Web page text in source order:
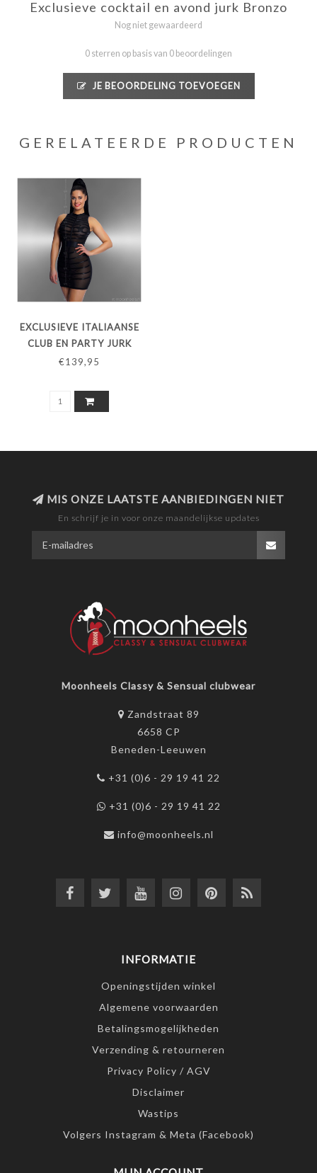
Exclusieve cocktail en avond jurk Bronzo
Nog niet gewaardeerd
0 sterren op basis van 0 beoordelingen
JE BEOORDELING TOEVOEGEN
GERELATEERDE PRODUCTEN
EXCLUSIEVE ITALIAANSE
CLUB EN PARTY JURK
"ALLURE"
€139,95
MIS ONZE LAATSTE AANBIEDINGEN NIET
En schrijf je in voor onze maandelijkse updates
Moonheels Classy & Sensual clubwear
Zandstraat 89
6658 CP
Beneden-Leeuwen
+31 (0)6 - 29 19 41 22
+31 (0)6 - 29 19 41 22
info@moonheels.nl
INFORMATIE
Openingstijden winkel
Algemene voorwaarden
Betalingsmogelijkheden
Verzending & retourneren
Privacy Policy / AGV
Disclaimer
Wastips
Volgers Instagram & Meta (Facebook)